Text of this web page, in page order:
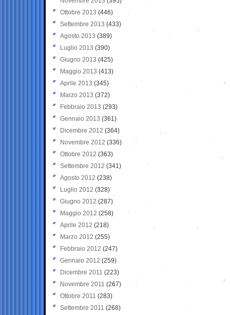
Ottobre 2013 (446)
Settembre 2013 (433)
Agosto 2013 (389)
Luglio 2013 (390)
Giugno 2013 (425)
Maggio 2013 (413)
Aprile 2013 (345)
Marzo 2013 (372)
Febbraio 2013 (293)
Gennaio 2013 (361)
Dicembre 2012 (364)
Novembre 2012 (336)
Ottobre 2012 (363)
Settembre 2012 (341)
Agosto 2012 (238)
Luglio 2012 (328)
Giugno 2012 (287)
Maggio 2012 (258)
Aprile 2012 (218)
Marzo 2012 (255)
Febbraio 2012 (247)
Gennaio 2012 (259)
Dicembre 2011 (223)
Novembre 2011 (267)
Ottobre 2011 (283)
Settembre 2011 (268)